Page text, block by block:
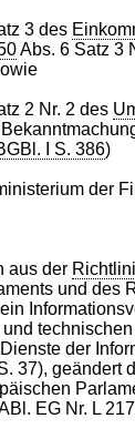
3 des
Abs. 6 Satz 3
2 Nr. 2 des
I S. 386)
der
aus der
und des
der
37), geändert
EG Nr. L